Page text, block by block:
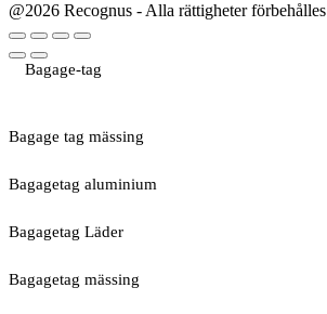
@2026 Recognus - Alla rättigheter förbehålles
Bagage-tag
Bagage tag mässing
Bagagetag aluminium
Bagagetag Läder
Bagagetag mässing